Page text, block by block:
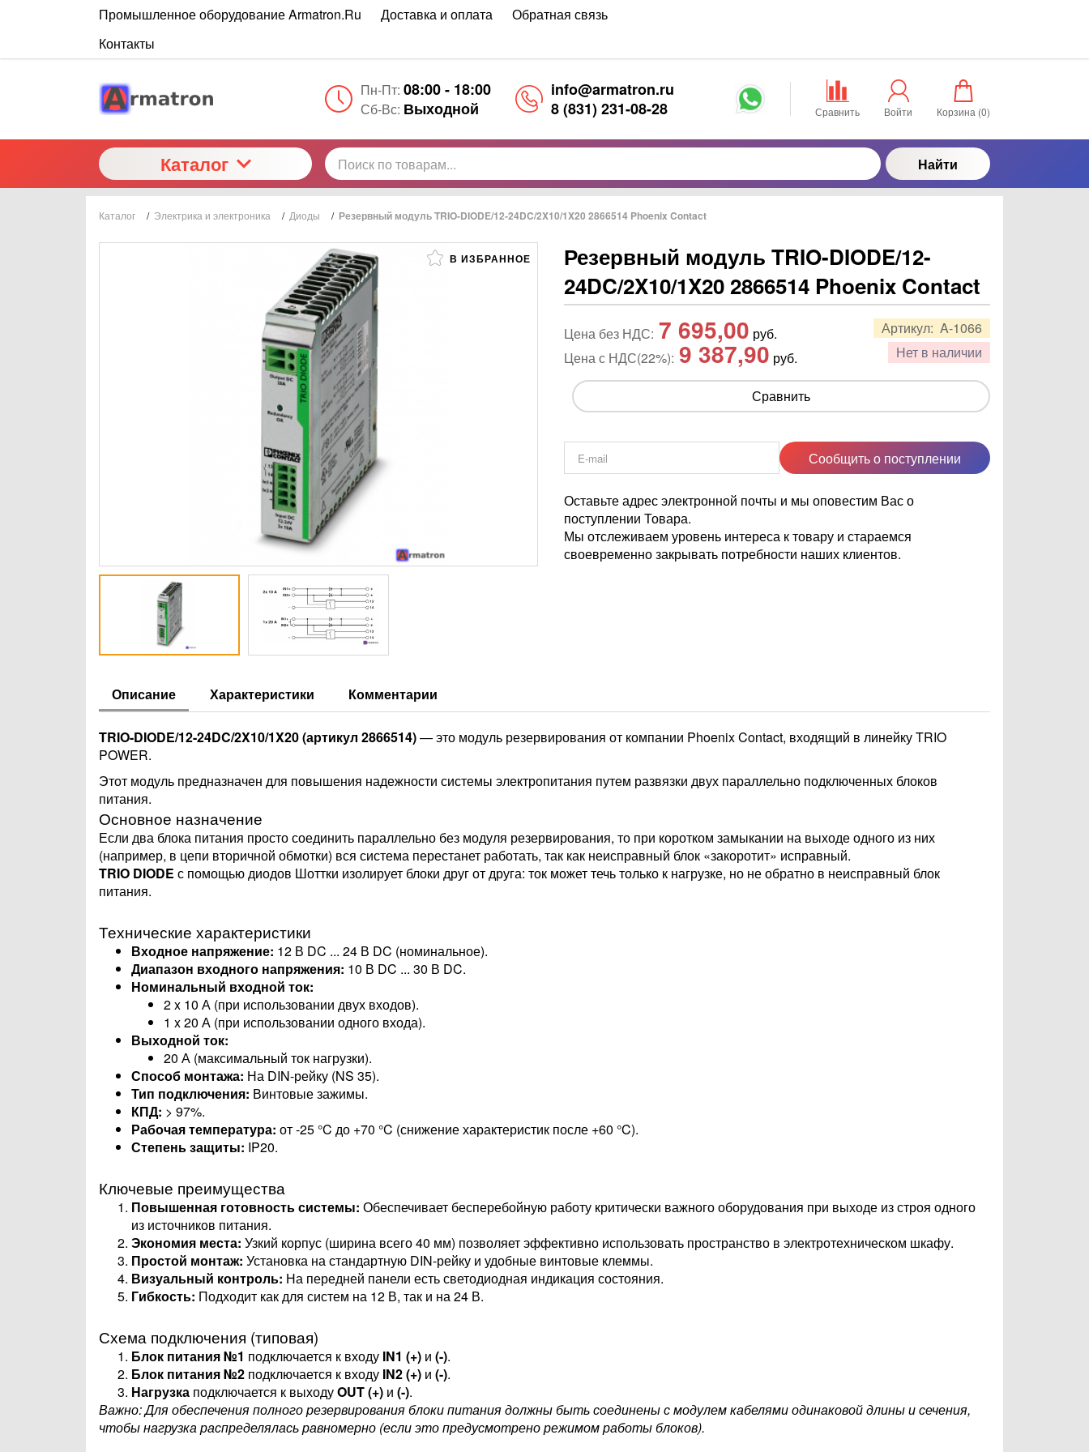
Промышленное оборудование Armatron.Ru Доставка и оплата
Обратная связь
Контакты
Пн-Пт: 08:00 - 18:00
Сб-Вс: Выходной
info@armatron.ru
8 (831) 231-08-28
Сравнить Войти Корзина (0)
Каталог Найти
Каталог / Электрика и электроника / Диоды / Резервный модуль TRIO-DIODE/12-24DC/2X10/1X20 2866514 Phoenix Contact
В ИЗБРАННОЕ
Резервный модуль TRIO-DIODE/12-
24DC/2X10/1X20 2866514 Phoenix Contact
Артикул: A-1066
Нет в наличии
Цена без НДС: 7 695,00 руб.
Цена с НДС(22%): 9 387,90 руб.
Сравнить
Сообщить о поступлении
Оставьте адрес электронной почты и мы оповестим Вас о
поступлении Товара.
Мы отслеживаем уровень интереса к товару и стараемся
своевременно закрывать потребности наших клиентов.
Описание Характеристики Комментарии
TRIO-DIODE/12-24DC/2X10/1X20 (артикул 2866514)— это модуль резервирования от компании Phoenix Contact, входящий в линейку TRIO
POWER.
Этот модуль предназначен для повышения надежности системы электропитания путем развязки двух параллельно подключенных блоков
питания.
Основное назначение
Если два блока питания просто соединить параллельно без модуля резервирования, то при коротком замыкании на выходе одного из них
(например, в цепи вторичной обмотки) вся система перестанет работать, так как неисправный блок «закоротит» исправный.
TRIO DIODE с помощью диодов Шоттки изолирует блоки друг от друга: ток может течь только к нагрузке, но не обратно в неисправный блок
питания.
Технические характеристики
Входное напряжение: 12 В DC ... 24 В DC (номинальное).
Диапазон входного напряжения: 10 В DC ... 30 В DC.
Номинальный входной ток:
2 x 10 А (при использовании двух входов).
1 x 20 А (при использовании одного входа).
Выходной ток:
20 А (максимальный ток нагрузки).
Способ монтажа: На DIN-рейку (NS 35).
Тип подключения: Винтовые зажимы.
КПД: > 97%.
Рабочая температура: от -25 °C до +70 °C (снижение характеристик после +60 °C).
Степень защиты: IP20.
Ключевые преимущества
Повышенная готовность системы: Обеспечивает бесперебойную работу критически важного оборудования при выходе из строя одного
из источников питания.
Экономия места: Узкий корпус (ширина всего 40 мм) позволяет эффективно использовать пространство в электротехническом шкафу.
Простой монтаж: Установка на стандартную DIN-рейку и удобные винтовые клеммы.
Визуальный контроль: На передней панели есть светодиодная индикация состояния.
Гибкость: Подходит как для систем на 12 В, так и на 24 В.
Схема подключения (типовая)
Блок питания №1 подключается к входу IN1 (+) и (-).
Блок питания №2 подключается к входу IN2 (+) и (-).
Нагрузка подключается к выходуOUT (+) и (-).
Важно: Для обеспечения полного резервирования блоки питания должны быть соединены с модулем кабелями одинаковой длины и сечения,
чтобы нагрузка распределялась равномерно (если это предусмотрено режимом работы блоков).